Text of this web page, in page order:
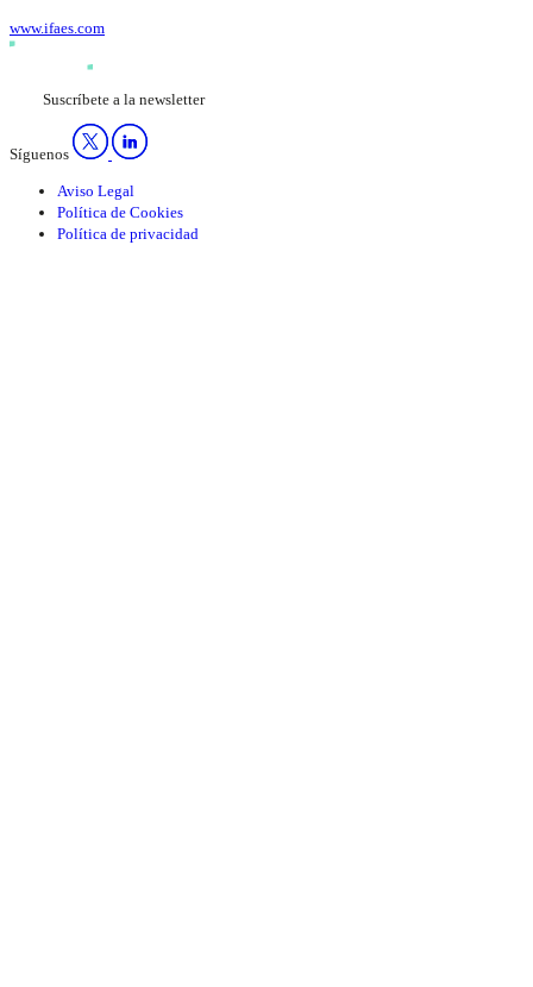
www.ifaes.com
Suscríbete a la newsletter
Síguenos
Aviso Legal
Política de Cookies
Política de privacidad